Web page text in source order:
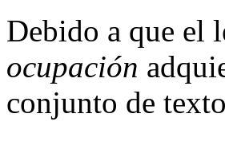
Debido a que el
ocupación
conjunto de